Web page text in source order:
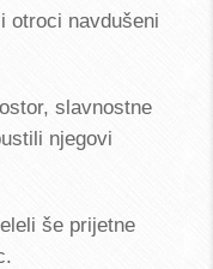
otroci navdušeni
slavnostne
njegovi
še prijetne